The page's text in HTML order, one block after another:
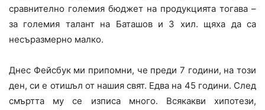
сравнително големия бюджет на продукцията тогава –
за големия талант на Баташов и 3 хил. щяха да са
несъразмерно малко.
Днес Фейсбук ми припомни, че преди 7 години, на този
ден, си е отишъл от нашия свят. Едва на 45 години. След
смъртта му се изписа много. Всякакви хипотези,